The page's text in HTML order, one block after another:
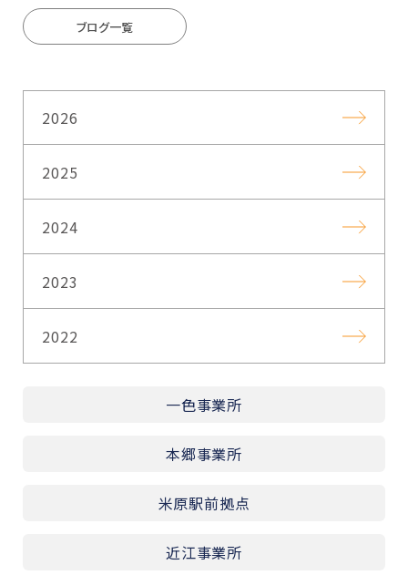
ブログ一覧
2026
2025
2024
2023
2022
一色事業所
本郷事業所
米原駅前拠点
近江事業所